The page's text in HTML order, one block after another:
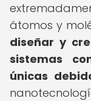
átomos y
diseñar y
sistemas
únicas